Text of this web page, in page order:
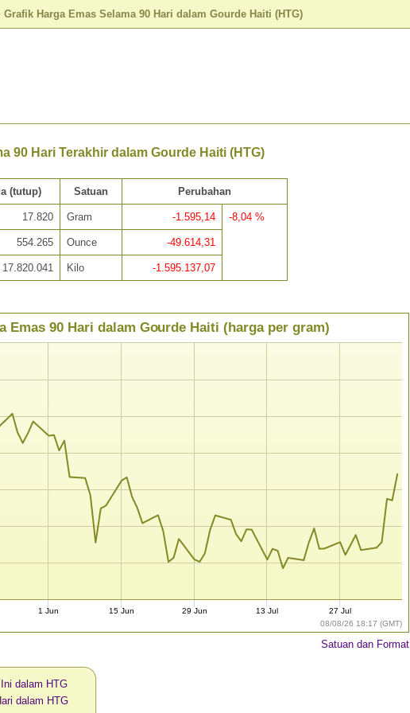
Grafik Harga Emas Selama 90 Hari dalam Gourde Haiti (HTG)
90 Hari Terakhir dalam Gourde Haiti (HTG)
(tutup) Satuan Perubahan
17.820 Gram -1.595,14 -8,04 %
554.265 Ounce -49.614,31
17.820.041 Kilo -1.595.137,07
08/08/26 18:17 (GMT)
Emas 90 Hari dalam Gourde Haiti (harga per gram)
1 Jun 15 Jun 29 Jun 13 Jul 27 Jul
Satuan dan Format
dalam HTG
dalam HTG